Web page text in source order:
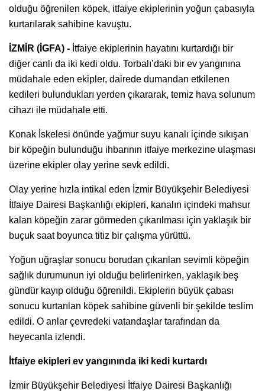
olduğu öğrenilen köpek, itfaiye ekiplerinin yoğun çabasıyla
kurtarılarak sahibine kavuştu.
İZMİR (İGFA) - İtfaiye ekiplerinin hayatını kurtardığı bir
diğer canlı da iki kedi oldu. Torbalı’daki bir ev yangınına
müdahale eden ekipler, dairede dumandan etkilenen
kedileri bulundukları yerden çıkararak, temiz hava solunum
cihazı ile müdahale etti.
Konak İskelesi önünde yağmur suyu kanalı içinde sıkışan
bir köpeğin bulunduğu ihbarının itfaiye merkezine ulaşması
üzerine ekipler olay yerine sevk edildi.
Olay yerine hızla intikal eden İzmir Büyükşehir Belediyesi
İtfaiye Dairesi Başkanlığı ekipleri, kanalın içindeki mahsur
kalan köpeğin zarar görmeden çıkarılması için yaklaşık bir
buçuk saat boyunca titiz bir çalışma yürüttü.
Yoğun uğraşlar sonucu borudan çıkarılan sevimli köpeğin
sağlık durumunun iyi olduğu belirlenirken, yaklaşık beş
gündür kayıp olduğu öğrenildi. Ekiplerin büyük çabası
sonucu kurtarılan köpek sahibine güvenli bir şekilde teslim
edildi. O anlar çevredeki vatandaşlar tarafından da
heyecanla izlendi.
İtfaiye ekipleri ev yangınında iki kedi kurtardı
İzmir Büyükşehir Belediyesi İtfaiye Dairesi Başkanlığı